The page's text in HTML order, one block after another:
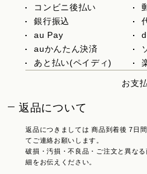
コンビニ後払い
銀行振込
au Pay
auかんたん決済
あと払い(ペイディ)
お支
返品について
返品につきましては 商品到着後 7日
てご連絡お願いします。
破損・汚損・不良品・ご注文と異な
細をお伝えください。